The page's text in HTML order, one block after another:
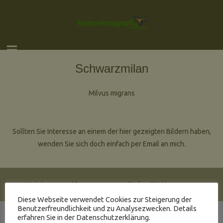
Schwarzmilan
Milvus migrans
Sollten Sie Interesse an einem der hier gezeigten Bildern haben,
wenden Sie sich doch einfach per Email an mich.
Webdesign und Programmierung Stefan Ott |Impressum
Diese Webseite verwendet Cookies zur Steigerung der
Benutzerfreundlichkeit und zu Analysezwecken. Details
erfahren Sie in der Datenschutzerklärung.